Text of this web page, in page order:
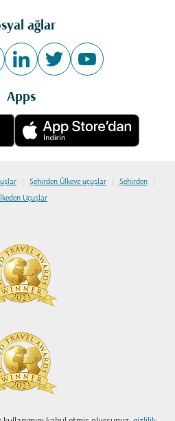
ağlar
Apps
| Şehirden Ülkeye uçuşlar | Şehirden |
Uçuşlar